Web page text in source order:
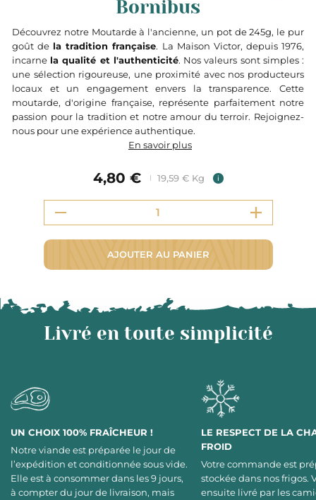
Bornibus
Découvrez notre Moutarde à l'ancienne, un pot de 245g, le pur
goût de la tradition française. La Maison Victor, depuis 1976,
incarne la qualité et l'authenticité. Nos valeurs sont simples :
une sélection rigoureuse, une proximité avec nos producteurs
locaux et un engagement envers la transparence. Cette
moutarde, d'origine française, représente parfaitement notre
passion pour la tradition et notre amour du terroir. Rejoignez-
nous pour une expérience authentique.
En savoir plus
4,80 € 19,59 € Kg i
AJOUTER AU PANIER
Livré en toute simplicité
UN CHOIX 100% FRAÎCHEUR !
Notre viande est préparée le jour de
l’expédition et conditionnée sous vide.
Elle est à consommer dans les 9 jours,
à compter du jour de livraison, mais
LE RESPECT DE LA
FROID
Votre commande est
stockée dans nos frigos.
ensuite livré par les